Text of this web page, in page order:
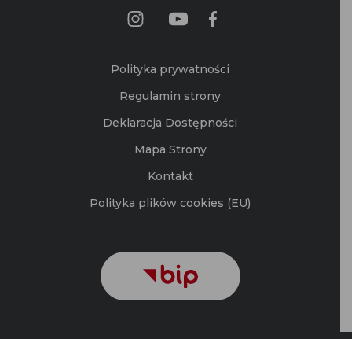
Polityka prywatności
Regulamin strony
Deklaracja Dostępności
Mapa Strony
Kontakt
Polityka plików cookies (EU)